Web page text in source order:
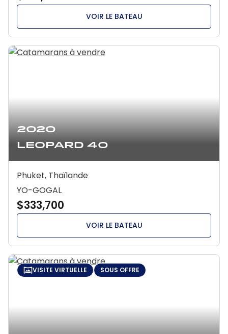
VOIR LE BATEAU
2020
Leopard 40
Phuket, Thaïlande
YO-GOGAL
$333,700
VOIR LE BATEAU
VISITE VIRTUELLE SOUS OFFRE